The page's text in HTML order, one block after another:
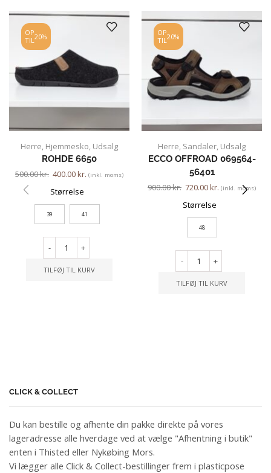
OP
TIL20%
Herre, Hjemmesko, Udsalg
ROHDE 6650
500.00kr. 400.00kr. (inkl. moms)
Størrelse
39 41
- +
TILFØJ TIL KURV
OP
TIL20%
Herre, Sandaler, Udsalg
ECCO OFFROAD 069564-
56401
900.00kr. 720.00kr. (inkl. moms)
Størrelse
48
- +
TILFØJ TIL KURV
CLICK & COLLECT
Du kan bestille og afhente din pakke direkte på vores
lageradresse alle hverdage ved at vælge "Afhentning i butik"
enten i Thisted eller Nykøbing Mors.
Vi lægger alle Click & Collect-bestillinger frem i plasticpose